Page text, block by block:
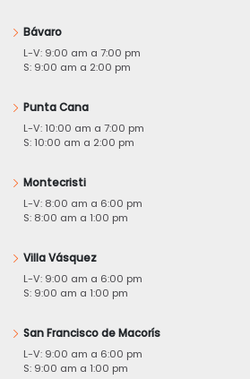
Bávaro
L-V: 9:00 am a 7:00 pm
S: 9:00 am a 2:00 pm
Punta Cana
L-V: 10:00 am a 7:00 pm
S: 10:00 am a 2:00 pm
Montecristi
L-V: 8:00 am a 6:00 pm
S: 8:00 am a 1:00 pm
Villa Vásquez
L-V: 9:00 am a 6:00 pm
S: 9:00 am a 1:00 pm
San Francisco de Macorís
L-V: 9:00 am a 6:00 pm
S: 9:00 am a 1:00 pm